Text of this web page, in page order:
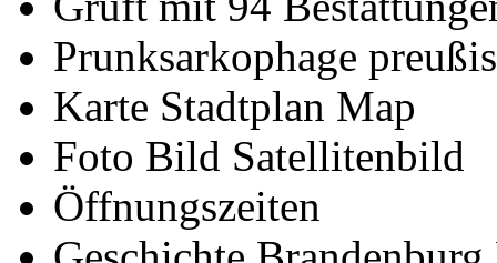
Prunksarkophage
Karte Stadtplan Map
Foto Bild Satellitenbild
Öffnungszeiten